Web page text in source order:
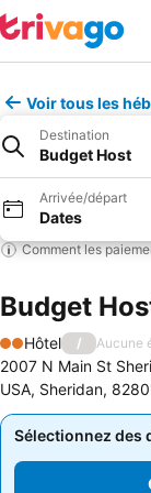
Voir tous les
Destination
Budget Host
Arrivée/départ
Dates
Comment les
Budget
2 Étoiles
Hôtel / Aucune
2007 N Main St
USA, Sheridan,
Sélectionnez des
Sélectionnez des